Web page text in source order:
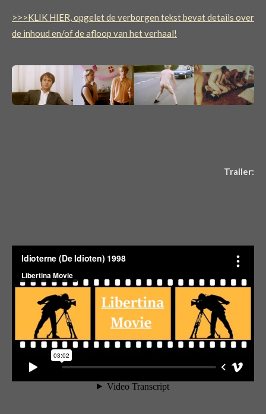
>>>KLIK HIER, opgelet de verborgen tekst bevat details over
de inhoud en/of de afloop van het verhaal!
Trailer: